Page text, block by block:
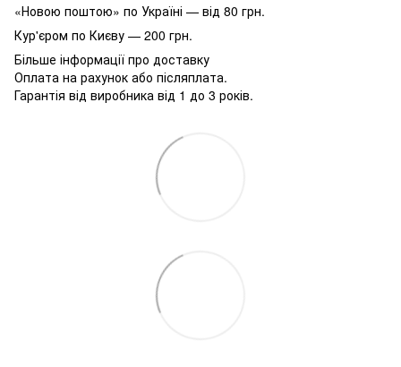
«Новою поштою» по Україні — від 80 грн.
Кур'єром по Києву — 200 грн.
Більше інформації про доставку
Оплата на рахунок або післяплата.
Гарантія від виробника від 1 до 3 років.